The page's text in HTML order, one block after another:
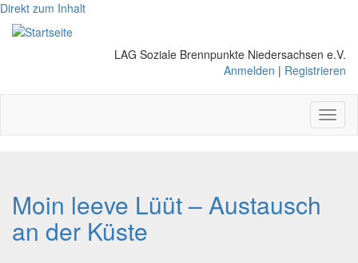
Direkt zum Inhalt
LAG Soziale Brennpunkte Niedersachsen e.V.
Anmelden | Registrieren
Moin leeve Lüüt – Austausch
an der Küste